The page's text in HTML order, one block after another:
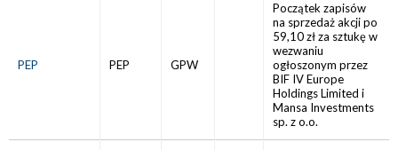
PEP PEP GPW
Początek zapisów
na sprzedaż akcji po
59,10 zł za sztukę w
wezwaniu
ogłoszonym przez
BIF IV Europe
Holdings Limited i
Mansa Investments
sp. z o.o.